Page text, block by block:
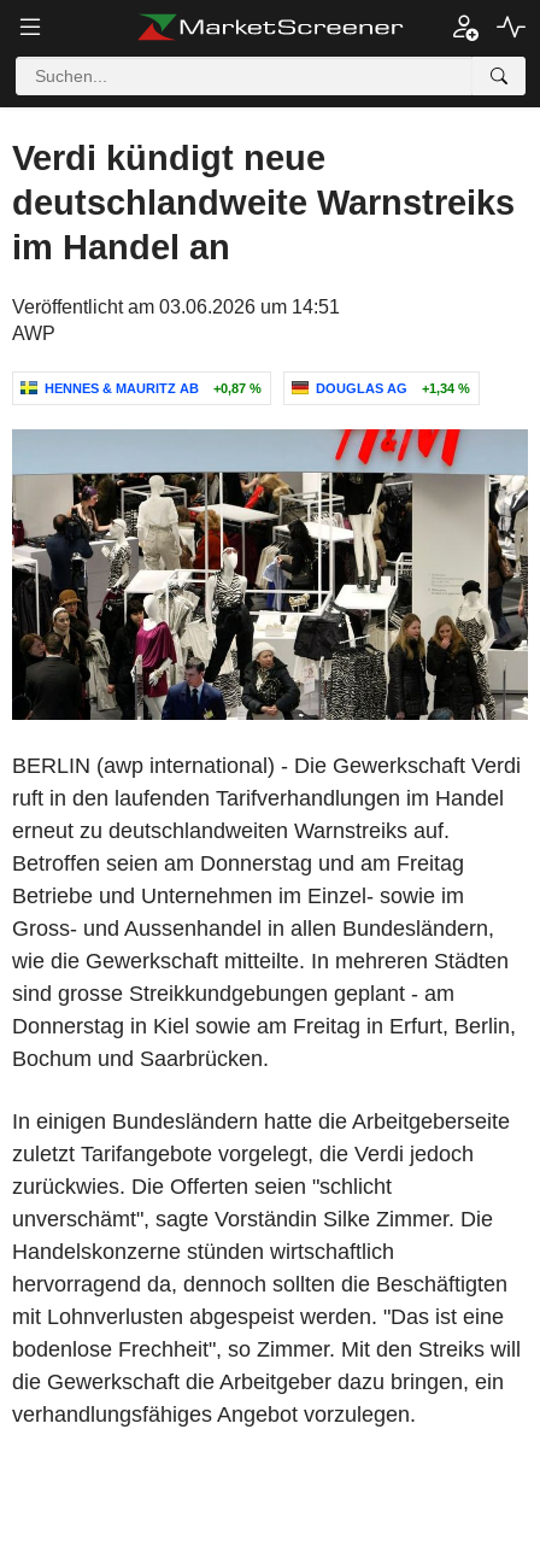
Verdi kündigt neue
deutschlandweite Warnstreiks
im Handel an
Veröffentlicht am 03.06.2026 um 14:51
AWP
HENNES & MAURITZ AB +0,87 % DOUGLAS AG +1,34 %
BERLIN (awp international) - Die Gewerkschaft Verdi
ruft in den laufenden Tarifverhandlungen im Handel
erneut zu deutschlandweiten Warnstreiks auf.
Betroffen seien am Donnerstag und am Freitag
Betriebe und Unternehmen im Einzel- sowie im
Gross- und Aussenhandel in allen Bundesländern,
wie die Gewerkschaft mitteilte. In mehreren Städten
sind grosse Streikkundgebungen geplant - am
Donnerstag in Kiel sowie am Freitag in Erfurt, Berlin,
Bochum und Saarbrücken.
In einigen Bundesländern hatte die Arbeitgeberseite
zuletzt Tarifangebote vorgelegt, die Verdi jedoch
zurückwies. Die Offerten seien "schlicht
unverschämt", sagte Vorständin Silke Zimmer. Die
Handelskonzerne stünden wirtschaftlich
hervorragend da, dennoch sollten die Beschäftigten
mit Lohnverlusten abgespeist werden. "Das ist eine
bodenlose Frechheit", so Zimmer. Mit den Streiks will
die Gewerkschaft die Arbeitgeber dazu bringen, ein
verhandlungsfähiges Angebot vorzulegen.